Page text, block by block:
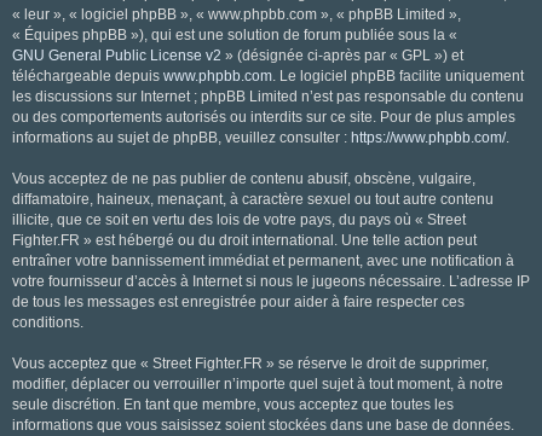
« leur », « logiciel phpBB », « www.phpbb.com », « phpBB Limited »,
« Équipes phpBB »), qui est une solution de forum publiée sous la «
GNU General Public License v2 » (désignée ci-après par « GPL ») et
téléchargeable depuis www.phpbb.com. Le logiciel phpBB facilite uniquement
les discussions sur Internet ; phpBB Limited n’est pas responsable du contenu
ou des comportements autorisés ou interdits sur ce site. Pour de plus amples
informations au sujet de phpBB, veuillez consulter : https://www.phpbb.com/.
Vous acceptez de ne pas publier de contenu abusif, obscène, vulgaire,
diffamatoire, haineux, menaçant, à caractère sexuel ou tout autre contenu
illicite, que ce soit en vertu des lois de votre pays, du pays où « Street
Fighter.FR » est hébergé ou du droit international. Une telle action peut
entraîner votre bannissement immédiat et permanent, avec une notification à
votre fournisseur d’accès à Internet si nous le jugeons nécessaire. L’adresse IP
de tous les messages est enregistrée pour aider à faire respecter ces
conditions.
Vous acceptez que « Street Fighter.FR » se réserve le droit de supprimer,
modifier, déplacer ou verrouiller n’importe quel sujet à tout moment, à notre
seule discrétion. En tant que membre, vous acceptez que toutes les
informations que vous saisissez soient stockées dans une base de données.